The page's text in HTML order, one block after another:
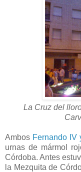
La Cruz del
Ambos Fernando IV
urnas de mármol
Córdoba. Antes
la Mezquita de